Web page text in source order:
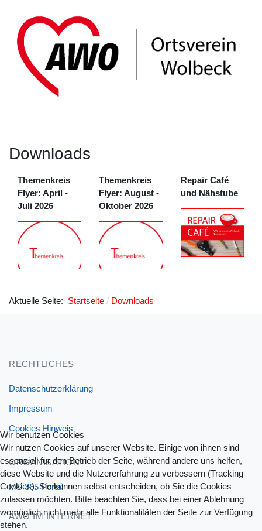
Downloads
Themenkreis
Flyer: April -
Juli 2026
Themenkreis
Flyer: August -
Oktober 2026
Repair Café
und Nähstube
Aktuelle Seite: Startseite Downloads
RECHTLICHES
Datenschutzerklärung
Impressum
Cookies Hinweis
ORGANISATION
MS 365 Portal
AWO IM INTERNET
Wir benutzen Cookies
Wir nutzen Cookies auf unserer Website. Einige von ihnen sind
essenziell für den Betrieb der Seite, während andere uns helfen,
diese Website und die Nutzererfahrung zu verbessern (Tracking
Cookies). Sie können selbst entscheiden, ob Sie die Cookies
zulassen möchten. Bitte beachten Sie, dass bei einer Ablehnung
womöglich nicht mehr alle Funktionalitäten der Seite zur Verfügung
stehen.